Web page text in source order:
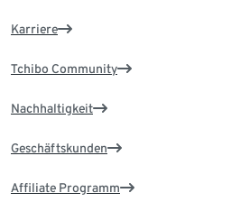
Karriere
Tchibo Community
Nachhaltigkeit
Geschäftskunden
Affiliate Programm